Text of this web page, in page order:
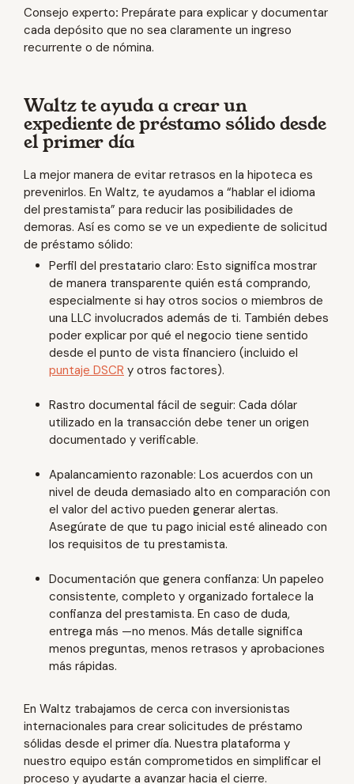
Consejo experto: Prepárate para explicar y documentar
cada depósito que no sea claramente un ingreso
recurrente o de nómina.
Waltz te ayuda a crear un
expediente de préstamo sólido desde
el primer día
La mejor manera de evitar retrasos en la hipoteca es
prevenirlos. En Waltz, te ayudamos a “hablar el idioma
del prestamista” para reducir las posibilidades de
demoras. Así es como se ve un expediente de solicitud
de préstamo sólido:
Perfil del prestatario claro: Esto significa mostrar
de manera transparente quién está comprando,
especialmente si hay otros socios o miembros de
una LLC involucrados además de ti. También debes
poder explicar por qué el negocio tiene sentido
desde el punto de vista financiero (incluido el
puntaje DSCR y otros factores).
Rastro documental fácil de seguir: Cada dólar
utilizado en la transacción debe tener un origen
documentado y verificable.
Apalancamiento razonable: Los acuerdos con un
nivel de deuda demasiado alto en comparación con
el valor del activo pueden generar alertas.
Asegúrate de que tu pago inicial esté alineado con
los requisitos de tu prestamista.
Documentación que genera confianza: Un papeleo
consistente, completo y organizado fortalece la
confianza del prestamista. En caso de duda,
entrega más —no menos. Más detalle significa
menos preguntas, menos retrasos y aprobaciones
más rápidas.
En Waltz trabajamos de cerca con inversionistas
internacionales para crear solicitudes de préstamo
sólidas desde el primer día. Nuestra plataforma y
nuestro equipo están comprometidos en simplificar el
proceso y ayudarte a avanzar hacia el cierre.